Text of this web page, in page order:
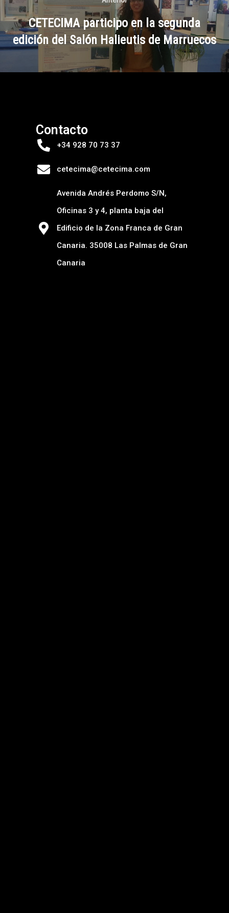
CETECIMA participo en la segunda
edición del Salón Halieutis de Marruecos
Contacto
+34 928 70 73 37
cetecima@cetecima.com
Avenida Andrés Perdomo S/N,
Oficinas 3 y 4, planta baja del
Edificio de la Zona Franca de Gran
Canaria. 35008 Las Palmas de Gran
Canaria